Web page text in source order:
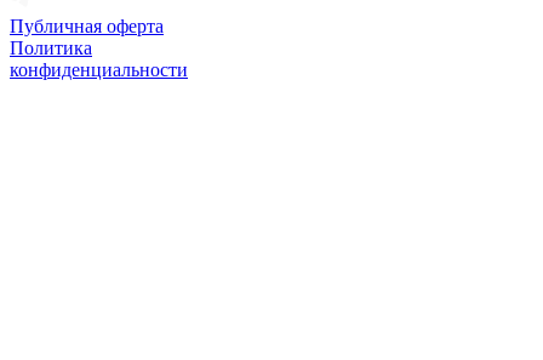
Публичная оферта
Политика
конфиденциальности